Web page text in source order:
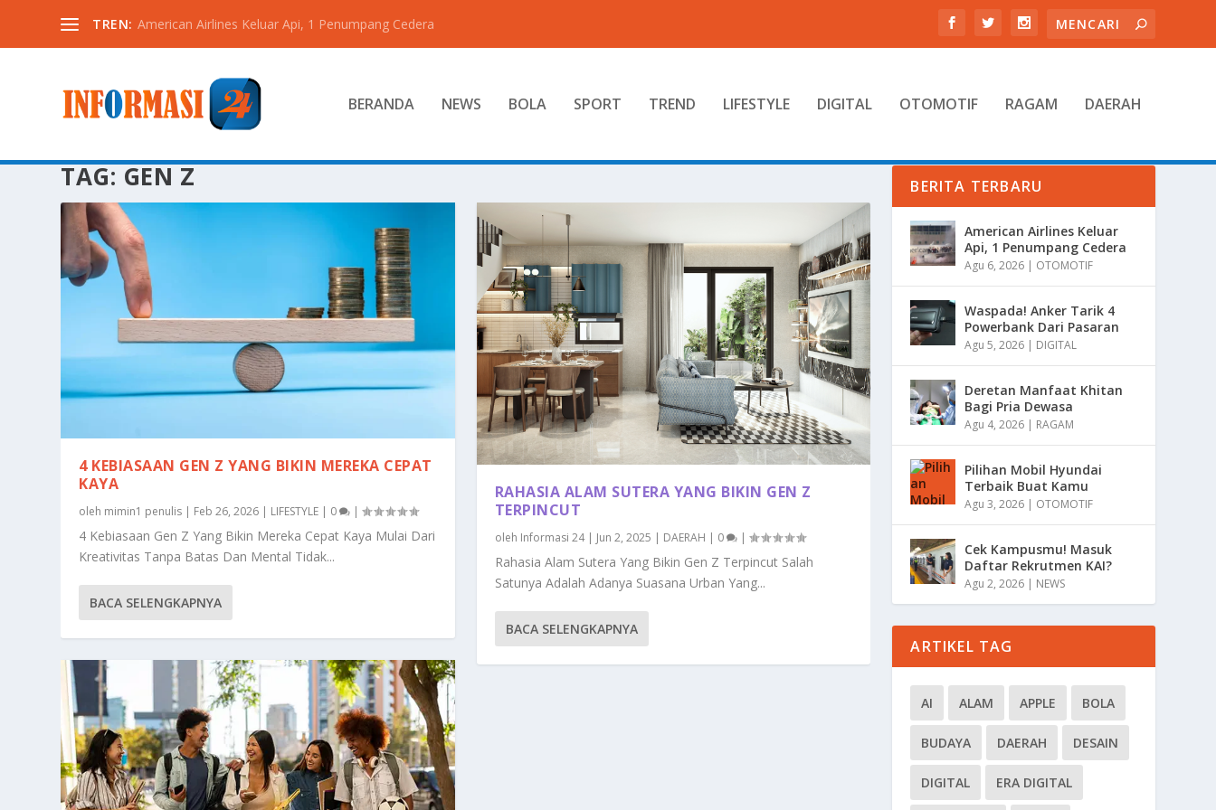
TREN: American Airlines Keluar Api, 1 Penumpang Cedera
BERANDA NEWS BOLA SPORT TREND LIFESTYLE DIGITAL OTOMOTIF RAGAM DAERAH
TAG: GEN Z
4 KEBIASAAN GEN Z YANG BIKIN MEREKA CEPAT
KAYA
oleh mimin1 penulis | Feb 26, 2026 | LIFESTYLE | 0 |
4 Kebiasaan Gen Z Yang Bikin Mereka Cepat Kaya Mulai Dari
Kreativitas Tanpa Batas Dan Mental Tidak...
BACA SELENGKAPNYA
RAHASIA ALAM SUTERA YANG BIKIN GEN Z
TERPINCUT
oleh Informasi 24| Jun 2, 2025 | DAERAH | 0 |
Rahasia Alam Sutera Yang Bikin Gen Z Terpincut Salah
Satunya Adalah Adanya Suasana Urban Yang...
BACA SELENGKAPNYA
BERITA TERBARU
American Airlines Keluar
Api, 1 Penumpang Cedera
Agu 6, 2026 | OTOMOTIF
Waspada! Anker Tarik 4
Powerbank Dari Pasaran
Agu 5, 2026 | DIGITAL
Deretan Manfaat Khitan
Bagi Pria Dewasa
Agu 4, 2026 | RAGAM
Pilihan Mobil Hyundai
Terbaik Buat Kamu
Agu 3, 2026 | OTOMOTIF
Cek Kampusmu! Masuk
Daftar Rekrutmen KAI?
Agu 2, 2026 | NEWS
ARTIKEL TAG
AI ALAM APPLE BOLA
BUDAYA DAERAH DESAIN
DIGITAL ERA DIGITAL